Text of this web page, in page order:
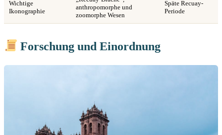
Wichtige
Ikonographie
anthropomorphe und
zoomorphe Wesen
Späte Recuay-
Periode
Forschung und Einordnung